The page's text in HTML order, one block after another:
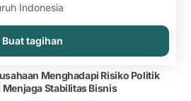
Indonesia
Buat tagihan
Menghadapi Risiko Politik
Stabilitas Bisnis